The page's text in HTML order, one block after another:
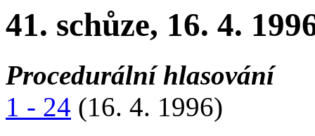
41. schůze, 16. 4.
Procedurální hlasování
1 - 24 (16. 4. 1996)